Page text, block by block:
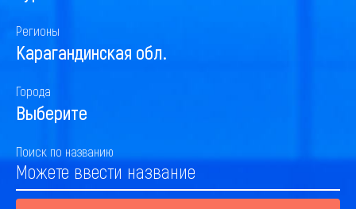
Регионы
Карагандинская обл.
Города
Выберите
Поиск по названию